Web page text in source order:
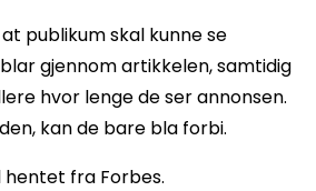
publikum skal kunne se
gjennom artikkelen, samtidig
hvor lenge de ser annonsen.
kan de bare bla forbi.
fra Forbes.